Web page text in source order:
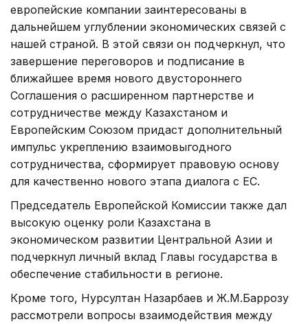
европейские компании заинтересованы в
дальнейшем углублении экономических связей с
нашей страной. В этой связи он подчеркнул, что
завершение переговоров и подписание в
ближайшее время нового двустороннего
Соглашения о расширенном партнерстве и
сотрудничестве между Казахстаном и
Европейским Союзом придаст дополнительный
импульс укреплению взаимовыгодного
сотрудничества, сформирует правовую основу
для качественно нового этапа диалога с ЕС.
Председатель Европейской Комиссии также дал
высокую оценку роли Казахстана в
экономическом развитии Центральной Азии и
подчеркнул личный вклад Главы государства в
обеспечение стабильности в регионе.
Кроме того, Нурсултан Назарбаев и Ж.М.Баррозу
рассмотрели вопросы взаимодействия между